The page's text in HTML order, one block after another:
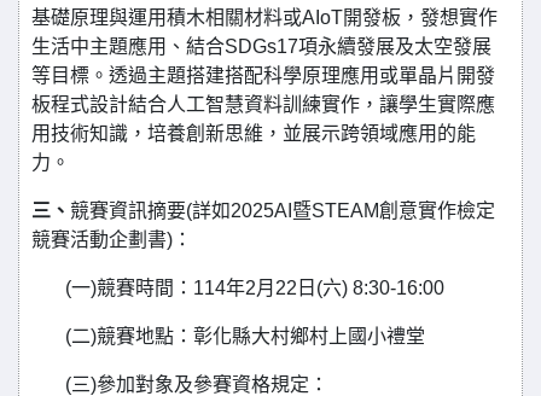
基礎原理與運用積木相關材料或AIoT開發板，發想實作
生活中主題應用、結合SDGs17項永續發展及太空發展
等目標。透過主題搭建搭配科學原理應用或單晶片開發
板程式設計結合人工智慧資料訓練實作，讓學生實際應
用技術知識，培養創新思維，並展示跨領域應用的能
力。
三、 競賽資訊摘要(詳如2025AI暨STEAM創意實作檢定
競賽活動企劃書)：
(一)競賽時間：114年2月22日(六) 8:30-16:00
(二)競賽地點：彰化縣大村鄉村上國小禮堂
(三)參加對象及參賽資格規定：